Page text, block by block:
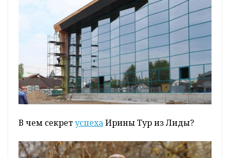
В чем секретуспехаИрины Тур из Лиды?